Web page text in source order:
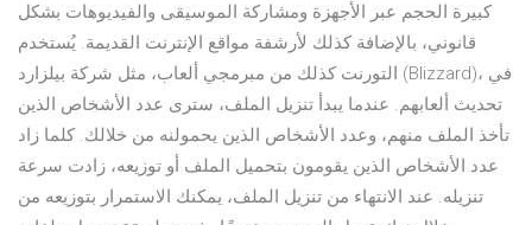
كبيرة الحجم عبر الأجهزة ومشاركة الموسيقى والفيديوهات بشكل
قانوني، بالإضافة كذلك لأرشفة مواقع الإنترنت القديمة. يُستخدم
التورنت كذلك من مبرمجي ألعاب، مثل شركة بيلزارد (Blizzard)، في
تحديث ألعابهم. عندما يبدأ تنزيل الملف، سترى عدد الأشخاص الذين
تأخذ الملف منهم، وعدد الأشخاص الذين يحمولنه من خلالك. كلما زاد
عدد الأشخاص الذين يقومون بتحميل الملف أو توزيعه، زادت سرعة
تنزيله. عند الانتهاء من تنزيل الملف، يمكنك الاستمرار بتوزيعه من